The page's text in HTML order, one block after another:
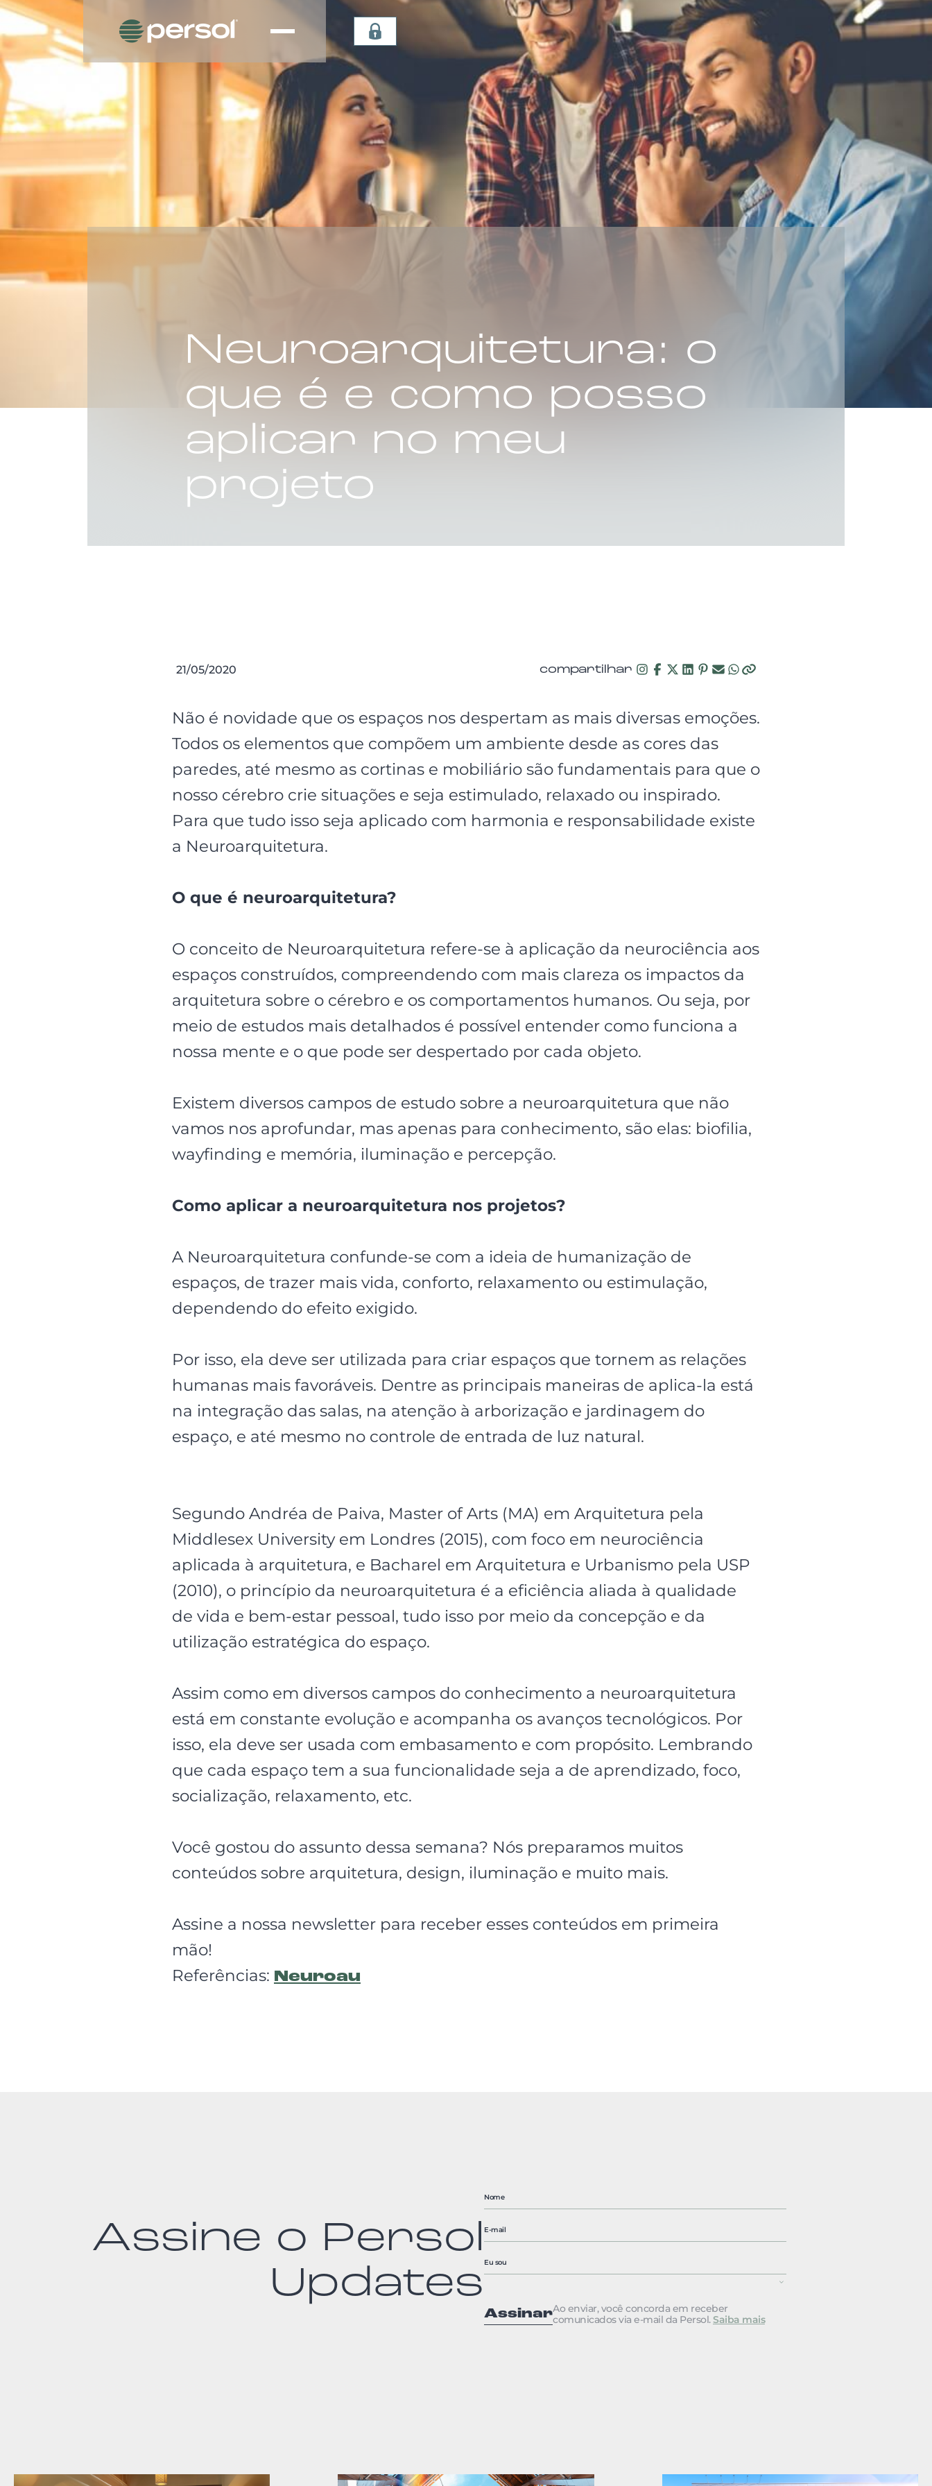
Neuroarquitetura: o
que é e como posso
aplicar no meu
projeto
21/05/2020 compartilhar
Não é novidade que os espaços nos despertam as mais diversas emoções.
Todos os elementos que compõem um ambiente desde as cores das
paredes, até mesmo as cortinas e mobiliário são fundamentais para que o
nosso cérebro crie situações e seja estimulado, relaxado ou inspirado.
Para que tudo isso seja aplicado com harmonia e responsabilidade existe
a Neuroarquitetura.
O que é neuroarquitetura?
O conceito de Neuroarquitetura refere-se à aplicação da neurociência aos
espaços construídos, compreendendo com mais clareza os impactos da
arquitetura sobre o cérebro e os comportamentos humanos. Ou seja, por
meio de estudos mais detalhados é possível entender como funciona a
nossa mente e o que pode ser despertado por cada objeto.
Existem diversos campos de estudo sobre a neuroarquitetura que não
vamos nos aprofundar, mas apenas para conhecimento, são elas: biofilia,
wayfinding e memória, iluminação e percepção.
Como aplicar a neuroarquitetura nos projetos?
A Neuroarquitetura confunde-se com a ideia de humanização de
espaços, de trazer mais vida, conforto, relaxamento ou estimulação,
dependendo do efeito exigido.
Por isso, ela deve ser utilizada para criar espaços que tornem as relações
humanas mais favoráveis. Dentre as principais maneiras de aplica-la está
na integração das salas, na atenção à arborização e jardinagem do
espaço, e até mesmo no controle de entrada de luz natural.
Segundo Andréa de Paiva, Master of Arts (MA) em Arquitetura pela
Middlesex University em Londres (2015), com foco em neurociência
aplicada à arquitetura, e Bacharel em Arquitetura e Urbanismo pela USP
(2010), o princípio da neuroarquitetura é a eficiência aliada à qualidade
de vida e bem-estar pessoal, tudo isso por meio da concepção e da
utilização estratégica do espaço.
Assim como em diversos campos do conhecimento a neuroarquitetura
está em constante evolução e acompanha os avanços tecnológicos. Por
isso, ela deve ser usada com embasamento e com propósito. Lembrando
que cada espaço tem a sua funcionalidade seja a de aprendizado, foco,
socialização, relaxamento, etc.
Você gostou do assunto dessa semana? Nós preparamos muitos
conteúdos sobre arquitetura, design, iluminação e muito mais.
Assine a nossa newsletter para receber esses conteúdos em primeira
mão!
Referências: Neuroau
Assine o Persol
Updates
AssinarAo enviar, você concorda em receber
comunicados via e-mail da Persol.Saiba mais